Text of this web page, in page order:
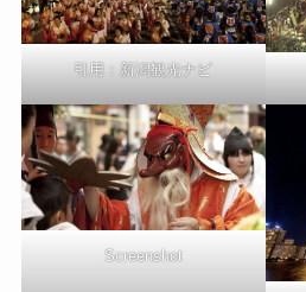
引用： 新潟観光ナビ
Screenshot